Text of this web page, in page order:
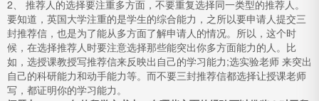
2、 推荐人的选择要注重多方面，不要重复选择同一类型的推荐人。
要知道，英国大学注重的是学生的综合能力，之所以要申请人提交三
封推荐信，也是为了能从多方面了解申请人的情况。所以，这个时
候，在选择推荐人时要注意选择那些能突出你多方面能力的人。比
如，选授课教授写推荐信来反映出自己的学习能力;选实验老师 来突出
自己的科研能力和动手能力等。而不要三封推荐信都选择让授课老师
写，都证明你的学习能力。